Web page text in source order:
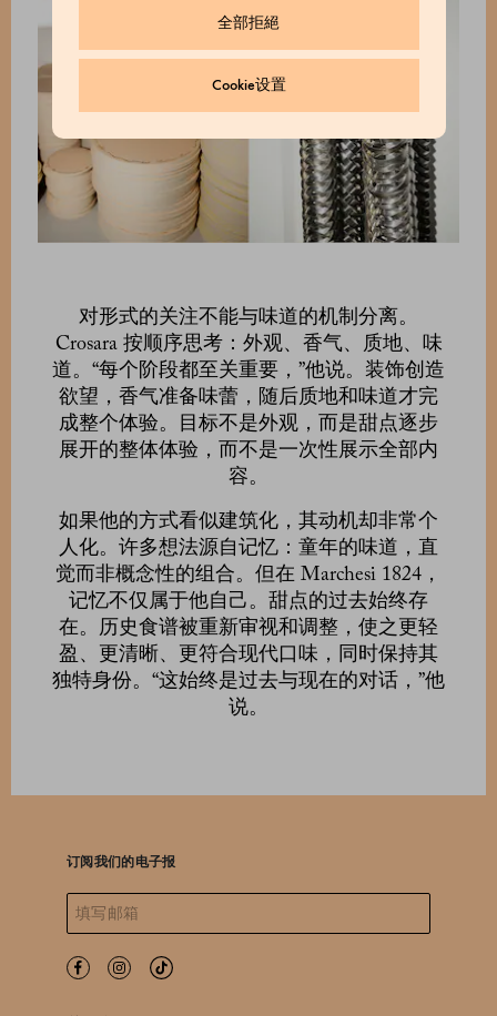
全部拒絕
Cookie设置
对形式的关注不能与味道的机制分离。
Crosara 按顺序思考：外观、香气、质地、味
道。“每个阶段都至关重要，”他说。装饰创造
欲望，香气准备味蕾，随后质地和味道才完
成整个体验。目标不是外观，而是甜点逐步
展开的整体体验，而不是一次性展示全部内
容。
如果他的方式看似建筑化，其动机却非常个
人化。许多想法源自记忆：童年的味道，直
觉而非概念性的组合。但在 Marchesi 1824，
记忆不仅属于他自己。甜点的过去始终存
在。历史食谱被重新审视和调整，使之更轻
盈、更清晰、更符合现代口味，同时保持其
独特身份。“这始终是过去与现在的对话，”他
说。
订阅我们的电子报